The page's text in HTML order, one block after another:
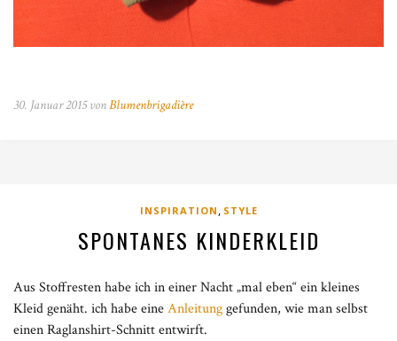
30. Januar 2015 vonBlumenbrigadière
INSPIRATION , STYLE
SPONTANES KINDERKLEID
Aus Stoffresten habe ich in einer Nacht „mal eben“ ein kleines
Kleid genäht. ich habe eineAnleitunggefunden, wie man selbst
einen Raglanshirt-Schnitt entwirft.